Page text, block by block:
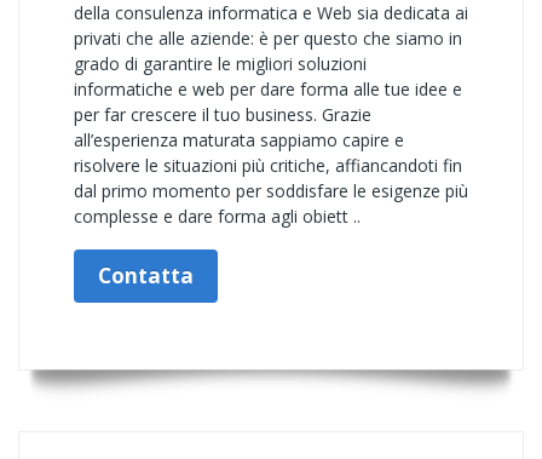
della consulenza informatica e Web sia dedicata ai
privati che alle aziende: è per questo che siamo in
grado di garantire le migliori soluzioni
informatiche e web per dare forma alle tue idee e
per far crescere il tuo business. Grazie
all’esperienza maturata sappiamo capire e
risolvere le situazioni più critiche, affiancandoti fin
dal primo momento per soddisfare le esigenze più
complesse e dare forma agli obiett ..
Contatta